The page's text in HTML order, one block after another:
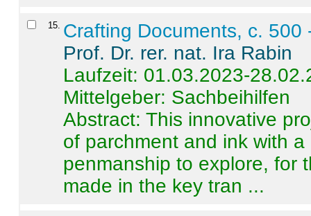
15 Crafting Documents, c. 500
Prof. Dr. rer. nat. Ira Rabin
Laufzeit: 01.03.2023-
Mittelgeber: Sachbeihilfen
Abstract:This innovative
of parchment and ink with
penmanship to explore, for
made in the key tran ...